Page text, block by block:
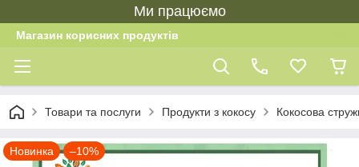
Ми працюємо
Магазин корисних продуктів
Товари та послуги Продукти з кокосу Кокосова
Новинка –10%